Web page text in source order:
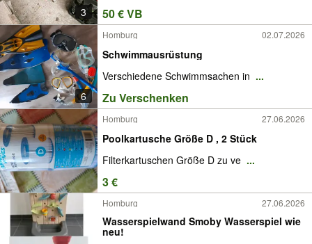
3 50 € VB
6
Homburg 02.07.2026
Schwimmausrüstung
Verschiedene Schwimmsachen in ...
Zu Verschenken
Homburg 27.06.2026
Poolkartusche Größe D , 2 Stück
Filterkartuschen Größe D zu ve ...
3 €
Homburg 27.06.2026
Wasserspielwand Smoby Wasserspiel wie
neu!